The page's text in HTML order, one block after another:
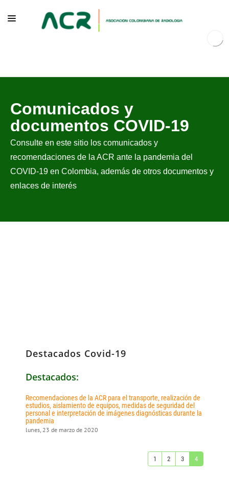
EDUCACIÓN
PUBLICACIONES
PROGRAMAS INSTITUCIONALES
PROGRAMAS POR PATOLOGÍAS
JURÍDICO
Comunicados y
documentos COVID-19
Consulte en este sitio los comunicados y
recomendaciones de la ACR ante la pandemia del
COVID-19 en Colombia, además de otros documentos y
enlaces de interés
Destacados Covid-19
Destacados:
Recomendaciones de la ACR para el transporte, realización de
estudios, aislamiento de equipos, medidas de seguridad del
personal e interpretación de imágenes diagnósticas durante la
pandemia
lunes, 23 de marzo de 2020
1 2 3 4